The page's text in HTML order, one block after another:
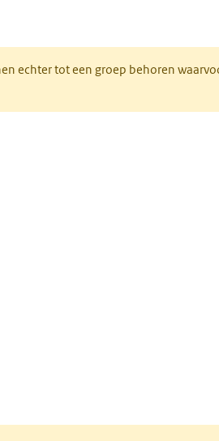
echter tot een groep behoren